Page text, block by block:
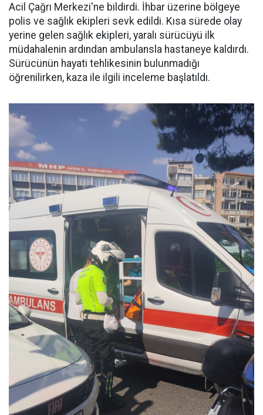
Acil Çağrı Merkezi'ne bildirdi. İhbar üzerine bölgeye
polis ve sağlık ekipleri sevk edildi. Kısa sürede olay
yerine gelen sağlık ekipleri, yaralı sürücüyü ilk
müdahalenin ardından ambulansla hastaneye kaldırdı.
Sürücünün hayati tehlikesinin bulunmadığı
öğrenilirken, kaza ile ilgili inceleme başlatıldı.